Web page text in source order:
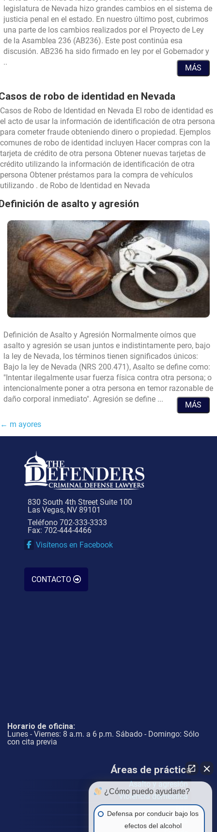
legislatura de Nevada hizo grandes cambios en el sistema de
justicia penal en el estado. En nuestro último post, cubrimos
una parte de los cambios realizados por el Proyecto de Ley
de la Asamblea 236 (AB236). Este post continúa esa
discusión. AB236 ha sido firmado en ley por el Gobernador y
..
Nevada
la
justicia
penal
(Parte
2)
MÁS
de robo de identidad en Nevada
Casos de Robo de Identidad en Nevada El robo de identidad es
el acto de usar la información de identificación de otra persona
para cometer fraude obteniendo dinero o propiedad. Ejemplos
comunes de robo de identidad incluyen Hacer compras con la
tarjeta de crédito de otra persona Obtener nuevas tarjetas de
crédito utilizando la información de identificación de otra
persona Obtener préstamos para la compra de vehículos
utilizando . ..
de Robo de Identidad en Nevada
de asalto y agresión
Definición de Asalto y Agresión Normalmente oímos que
asalto y agresión se usan juntos e indistintamente pero, bajo
la ley de Nevada, los términos tienen significados únicos:
Bajo la ley de Nevada (NRS 200.471), Asalto se define como:
"Intentar ilegalmente usar fuerza física contra otra persona; o
intencionalmente poner a otra persona en temor razonable de
daño corporal inmediato". Agresión se define ... Definición
MÁS
← m ayores
830 South 4th Street Suite 100
Las Vegas, NV 89101
Teléfono 702-333-3333
Fax: 702-444-4466
Visítenos en Facebook
CONTACTO
Horario de oficina:
Lunes - Viernes: 8 a.m. a 6 p.m. Sábado - Domingo: Sólo
con cita previa
Áreas de práctica
Asalto y agresión
Violencia doméstica
¿Cómo puedo ayudarte?
Defensa por conducir bajo los
efectos del alcohol